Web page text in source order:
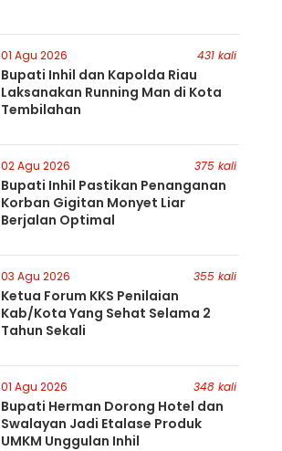
01 Agu 2026 431 kali
Bupati Inhil dan Kapolda Riau
Laksanakan Running Man di Kota
Tembilahan
02 Agu 2026 375 kali
Bupati Inhil Pastikan Penanganan
Korban Gigitan Monyet Liar
Berjalan Optimal
03 Agu 2026 355 kali
Ketua Forum KKS Penilaian
Kab/Kota Yang Sehat Selama 2
Tahun Sekali
01 Agu 2026 348 kali
Bupati Herman Dorong Hotel dan
Swalayan Jadi Etalase Produk
UMKM Unggulan Inhil